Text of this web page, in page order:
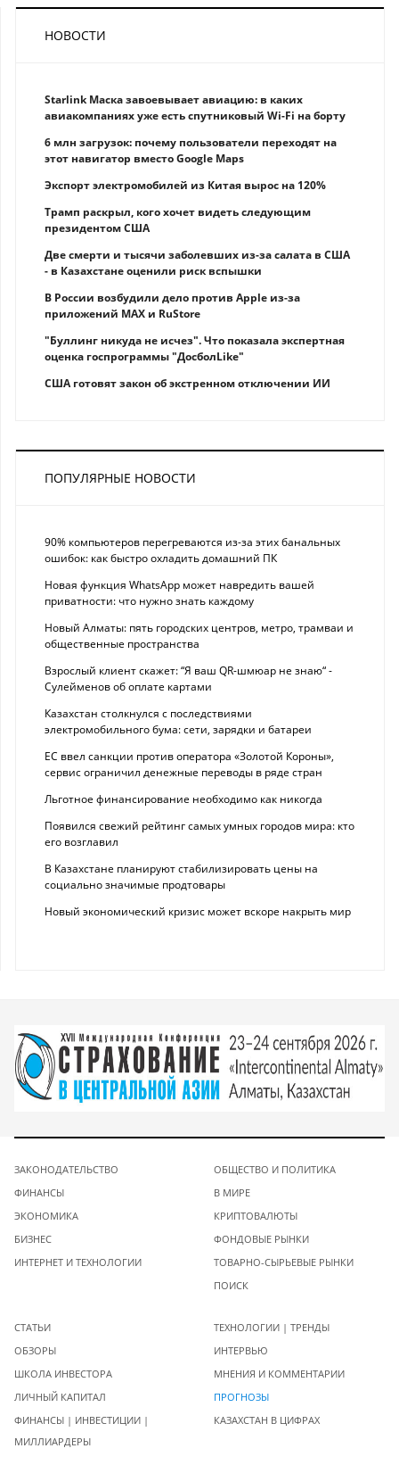
НОВОСТИ
Starlink Маска завоевывает авиацию: в каких
авиакомпаниях уже есть спутниковый Wi-Fi на борту
6 млн загрузок: почему пользователи переходят на
этот навигатор вместо Google Maps
Экспорт электромобилей из Китая вырос на 120%
Трамп раскрыл, кого хочет видеть следующим
президентом США
Две смерти и тысячи заболевших из-за салата в США
- в Казахстане оценили риск вспышки
В России возбудили дело против Apple из-за
приложений MAX и RuStore
"Буллинг никуда не исчез". Что показала экспертная
оценка госпрограммы "ДосболLike"
США готовят закон об экстренном отключении ИИ
ПОПУЛЯРНЫЕ НОВОСТИ
90% компьютеров перегреваются из-за этих банальных
ошибок: как быстро охладить домашний ПК
Новая функция WhatsApp может навредить вашей
приватности: что нужно знать каждому
Новый Алматы: пять городских центров, метро, трамваи и
общественные пространства
Взрослый клиент скажет: “Я ваш QR-шмюар не знаю“ -
Сулейменов об оплате картами
Казахстан столкнулся с последствиями
электромобильного бума: сети, зарядки и батареи
ЕС ввел санкции против оператора «Золотой Короны»,
сервис ограничил денежные переводы в ряде стран
Льготное финансирование необходимо как никогда
Появился свежий рейтинг самых умных городов мира: кто
его возглавил
В Казахстане планируют стабилизировать цены на
социально значимые продтовары
Новый экономический кризис может вскоре накрыть мир
ЗАКОНОДАТЕЛЬСТВО
ФИНАНСЫ
ЭКОНОМИКА
БИЗНЕС
ИНТЕРНЕТ И ТЕХНОЛОГИИ
ОБЩЕСТВО И ПОЛИТИКА
В МИРЕ
КРИПТОВАЛЮТЫ
ФОНДОВЫЕ РЫНКИ
ТОВАРНО-СЫРЬЕВЫЕ РЫНКИ
ПОИСК
СТАТЬИ
ОБЗОРЫ
ШКОЛА ИНВЕСТОРА
ЛИЧНЫЙ КАПИТАЛ
ФИНАНСЫ | ИНВЕСТИЦИИ |
МИЛЛИАРДЕРЫ
ТЕХНОЛОГИИ | ТРЕНДЫ
ИНТЕРВЬЮ
МНЕНИЯ И КОММЕНТАРИИ
ПРОГНОЗЫ
КАЗАХСТАН В ЦИФРАХ